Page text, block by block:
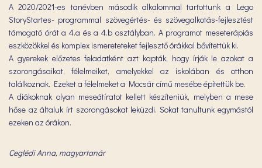
A 2020/2021-es tanévben második alkalommal tartottunk a Lego
StoryStartes- programmal szövegértés- és szövegalkotás-fejlesztést
támogató órát a 4.a és a 4.b osztályban. A programot meseterápiás
eszközökkel és komplex ismereteteket fejlesztő órákkal bővítettük ki.
A gyerekek előzetes feladatként azt kapták, hogy írják le azokat a
szorongásaikat, félelmeiket, amelyekkel az iskolában és otthon
találkoznak. Ezeket a félelmeket a Mocsár című mesébe építettük be.
A diákoknak olyan meseátíratot kellett készíteniük, melyben a mese
hőse az általuk írt szorongásokat leküzdi. Sokat tanultunk egymástól
ezeken az órákon.
Ceglédi Anna, magyartanár